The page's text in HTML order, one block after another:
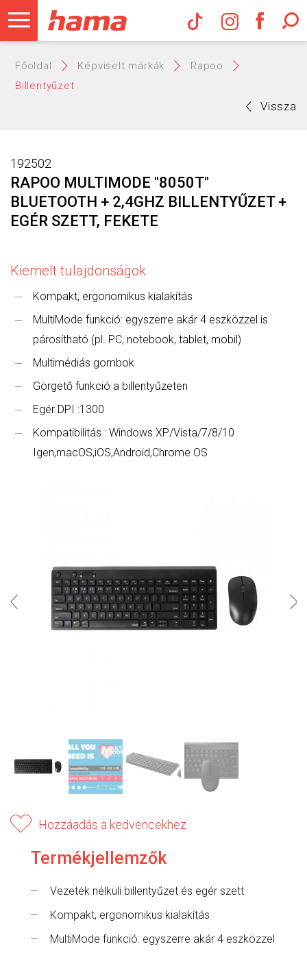
Hama
Főoldal Képviselt márkák
Rapoo
Billentyűzet
Vissza
Hozzáadás a kedvencekhez
192502
RAPOO MULTIMODE "8050T"
BLUETOOTH + 2,4GHZ BILLENTYŰZET +
EGÉR SZETT, FEKETE
Kiemelt tulajdonságok
Kompakt, ergonomikus kialakítás
MultiMode funkció: egyszerre akár 4 eszközzel is
párosítható (pl. PC, notebook, tablet, mobil)
Multimédiás gombok
Görgető funkció a billentyűzeten
Egér DPI :1300
Kompatibilitás : Windows XP/Vista/7/8/10
Igen,macOS,iOS,Android,Chrome OS
Termékjellemzők
Vezeték nélküli billentyűzet és egér szett
Kompakt, ergonomikus kialakítás
MultiMode funkció: egyszerre akár 4 eszközzel